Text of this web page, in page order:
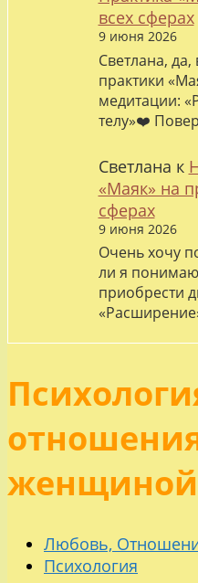
всех сферах
9 июня 2026
Светлана,
практики
медитации:
телу»❤️
Светлана к
«Маяк» на
сферах
9 июня 2026
Очень хочу
ли я
приобрести
женщиной
Любовь,
Психология